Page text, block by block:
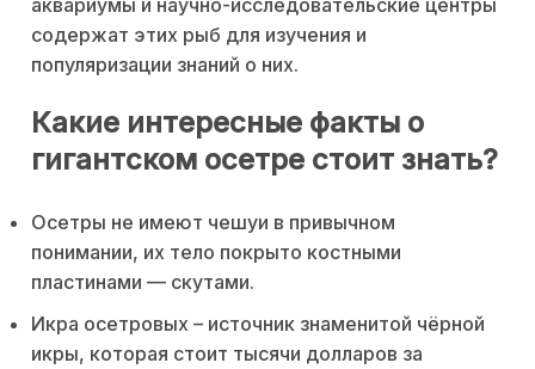
содержат этих рыб для изучения и
популяризации знаний о них.
Какие интересные факты о
гигантском осетре стоит знать?
Осетры не имеют чешуи в привычном
понимании, их тело покрыто костными
пластинами — скутами.
Икра осетровых – источник знаменитой чёрной
икры, которая стоит тысячи долларов за